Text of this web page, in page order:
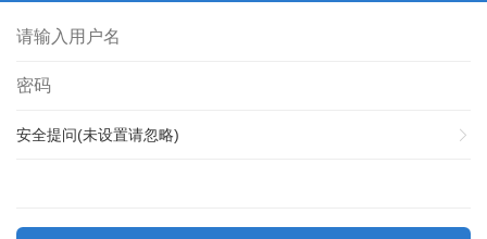
安全提问(未设置请忽略)